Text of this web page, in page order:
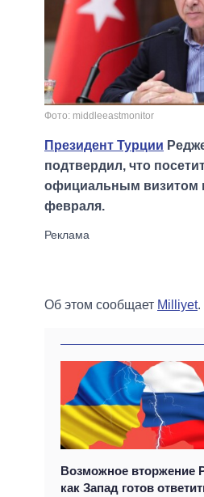
Фото: middleeastmonitor
Президент Турции
подтвердил, что
официальным визитом
февраля.
Об этом сообщает Milliyet.
Возможное вторжение
как Запад готов